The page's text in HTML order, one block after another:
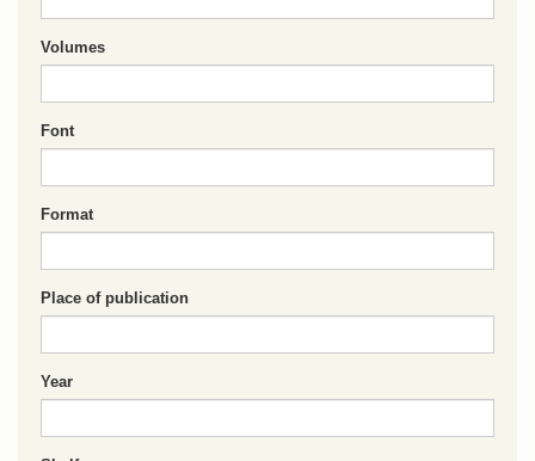
Volumes
Font
Format
Place of publication
Year